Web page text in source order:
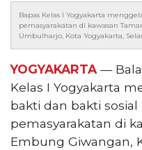
Bapas Kelas I Yogyakarta
pemasyarakatan di kawasan
Umbulharjo, Kota Yogyakarta,
YOGYAKARTA— Balai
Kelas I Yogyakarta
bakti dan bakti sosial
pemasyarakatan di
Embung Giwangan,